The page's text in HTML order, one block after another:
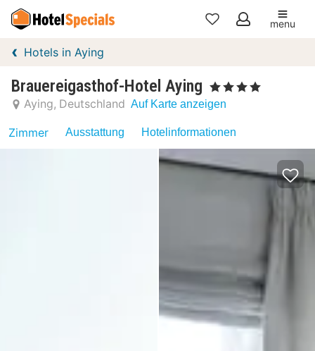
Meine
menu
Hotels in Aying
Brauereigasthof-Hotel Aying , 4 Sterne
Aying Deutschland Auf Karte anzeigen
Zimmer Ausstattung Hotelinformationen